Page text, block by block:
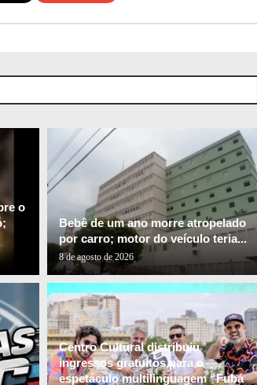
o
Bebê de um ano morre atropelado
por carro; motor do veículo teria...
8 de agosto de 2026
Centro Cultural distribuiu
ingressos gratuitos para o
espetáculo multilinguagem “Fubá